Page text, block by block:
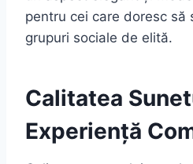
pentru cei care doresc să
grupuri sociale de elită.
Calitatea
Experiență